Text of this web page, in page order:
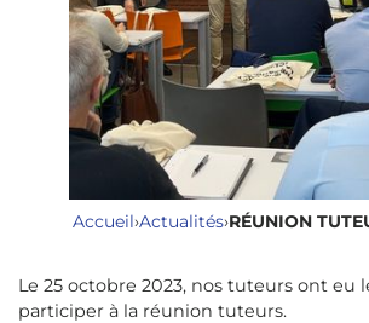
Accueil›Actualités›RÉUNION
Le 25 octobre 2023, nos tuteurs ont eu
participer à la réunion tuteurs.